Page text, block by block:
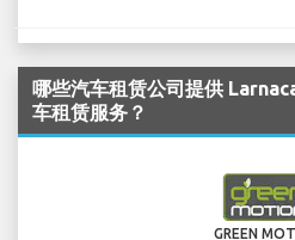
哪些汽车租赁公司提供
车租赁服务？
GREEN